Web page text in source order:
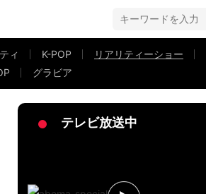
ィ K-POP リアリティーショー
グラビア
『私の年下王子さま Winter Lovers』に参戦決定
テレビ放送中